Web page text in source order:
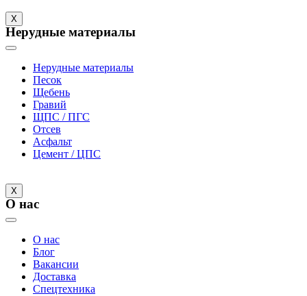
X
Нерудные материалы
Нерудные материалы
Песок
Щебень
Гравий
ЩПС / ПГС
Отсев
Асфальт
Цемент / ЦПС
X
О нас
О нас
Блог
Вакансии
Доставка
Спецтехника